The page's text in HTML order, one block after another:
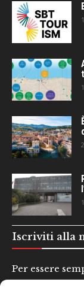
Iscriviti alla
Per essere